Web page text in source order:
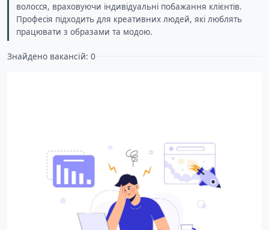
волосся, враховуючи індивідуальні побажання клієнтів.
Професія підходить для креативних людей, які люблять
працювати з образами та модою.
Знайдено вакансій: 0